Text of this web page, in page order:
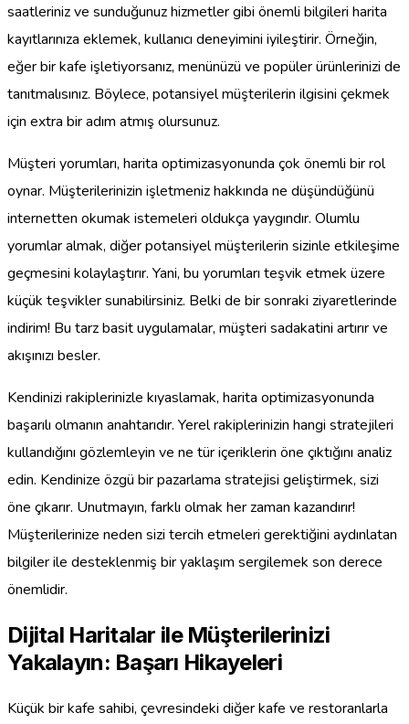
saatleriniz ve sunduğunuz hizmetler gibi önemli bilgileri harita
kayıtlarınıza eklemek, kullanıcı deneyimini iyileştirir. Örneğin,
eğer bir kafe işletiyorsanız, menünüzü ve popüler ürünlerinizi de
tanıtmalısınız. Böylece, potansiyel müşterilerin ilgisini çekmek
için extra bir adım atmış olursunuz.
Müşteri yorumları, harita optimizasyonunda çok önemli bir rol
oynar. Müşterilerinizin işletmeniz hakkında ne düşündüğünü
internetten okumak istemeleri oldukça yaygındır. Olumlu
yorumlar almak, diğer potansiyel müşterilerin sizinle etkileşime
geçmesini kolaylaştırır. Yani, bu yorumları teşvik etmek üzere
küçük teşvikler sunabilirsiniz. Belki de bir sonraki ziyaretlerinde
indirim! Bu tarz basit uygulamalar, müşteri sadakatini artırır ve
akışınızı besler.
Kendinizi rakiplerinizle kıyaslamak, harita optimizasyonunda
başarılı olmanın anahtarıdır. Yerel rakiplerinizin hangi stratejileri
kullandığını gözlemleyin ve ne tür içeriklerin öne çıktığını analiz
edin. Kendinize özgü bir pazarlama stratejisi geliştirmek, sizi
öne çıkarır. Unutmayın, farklı olmak her zaman kazandırır!
Müşterilerinize neden sizi tercih etmeleri gerektiğini aydınlatan
bilgiler ile desteklenmiş bir yaklaşım sergilemek son derece
önemlidir.
Dijital Haritalar ile Müşterilerinizi
Yakalayın: Başarı Hikayeleri
Küçük bir kafe sahibi, çevresindeki diğer kafe ve restoranlarla